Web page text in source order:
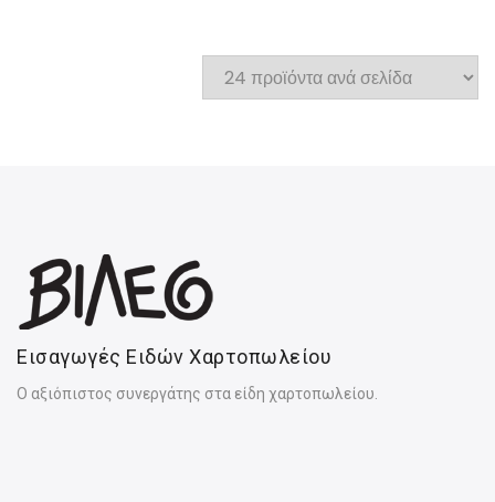
Εισαγωγές Ειδών Χαρτοπωλείου
Ο αξιόπιστος συνεργάτης στα είδη χαρτοπωλείου.